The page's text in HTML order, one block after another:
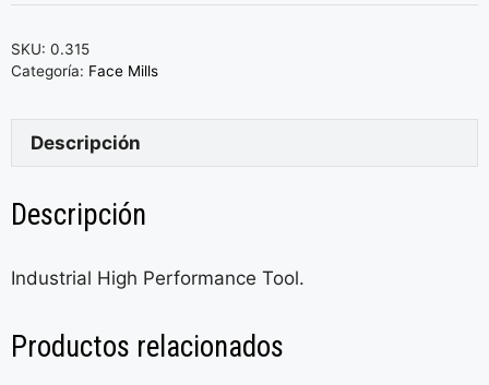
SKU: 0.315
Categoría: Face Mills
Descripción
Descripción
Industrial High Performance Tool.
Productos relacionados